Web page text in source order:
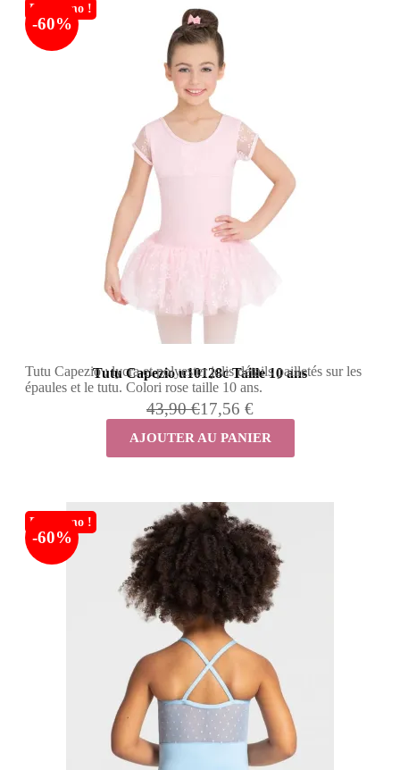
En promo !
-60%
Tutu Capezio u10128c Taille 10 ans
Tutu Capezio : lycra et polyester jolis détails pailletés sur les
épaules et le tutu. Colori rose taille 10 ans.
43,90 €17,56 €
AJOUTER AU PANIER
En promo !
-60%